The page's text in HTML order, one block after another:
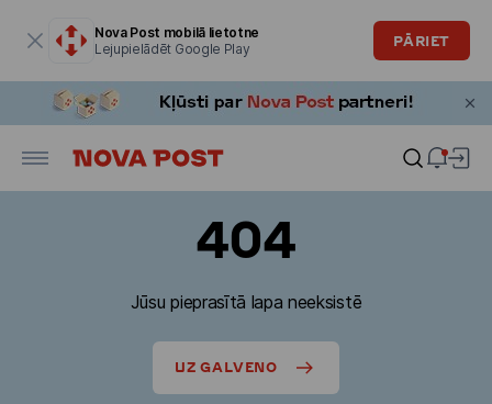
Nova Post mobilā lietotne
Lejupielādēt Google Play
PĀRIET
404
Jūsu pieprasītā lapa neeksistē
UZ GALVENO